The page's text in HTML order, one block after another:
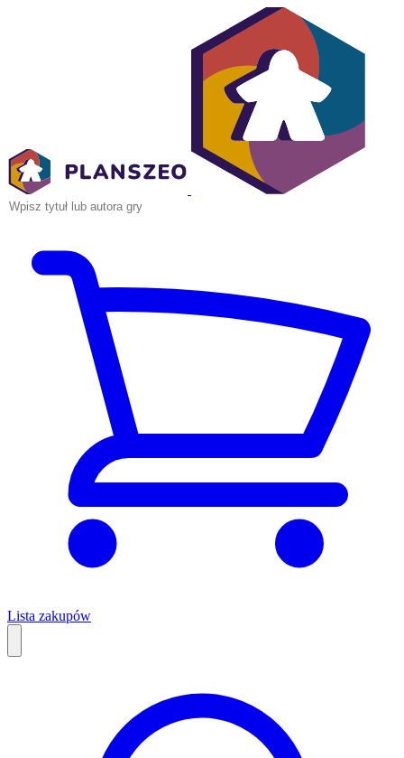
Lista zakupów